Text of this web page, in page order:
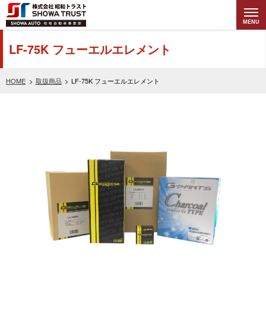
株式会社昭和トラ
スト (SHOWA
MENU
HOME 取扱商品 LF-75K フューエルエレメント
LF-75K フューエルエレメント